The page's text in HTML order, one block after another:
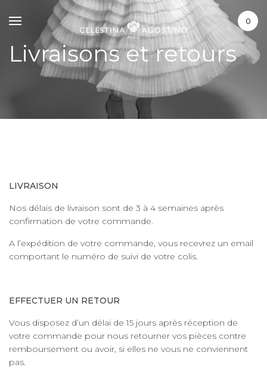
0
La marque
Prendre rendez-vous
Livraisons et retours
LIVRAISON
Nos délais de livraison sont de 3 à 4 semaines après
confirmation de votre commande.
A l’expédition de votre commande, vous recevrez un email
comportant le numéro de suivi de votre colis.
EFFECTUER UN RETOUR
Vous disposez d’un délai de 15 jours après réception de
votre commande pour nous retourner vos pièces contre
remboursement ou avoir, si elles ne vous ne conviennent
pas.